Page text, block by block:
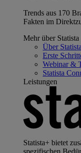
Trends aus 170
Fakten im
Mehr über Statista
Über Statista
Erste
Webinar &
Statista
Leistungen
Statista+ bietet
spezifischen